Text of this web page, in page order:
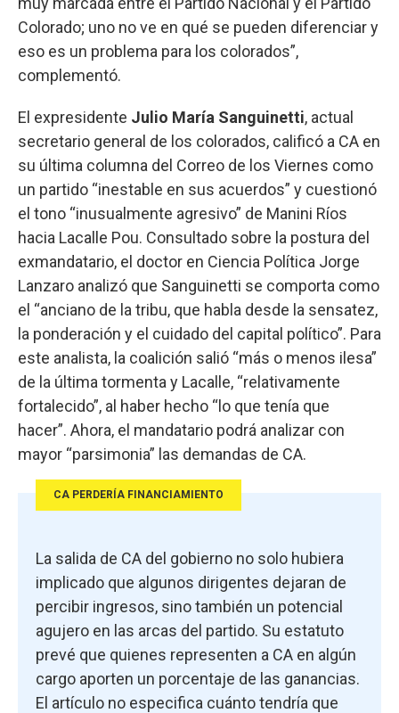
Colorado; uno no ve en qué se pueden diferenciar y
eso es un problema para los colorados”,
complementó.
El expresidente Julio María Sanguinetti, actual
secretario general de los colorados, calificó a CA en
su última columna del Correo de los Viernes como
un partido “inestable en sus acuerdos” y cuestionó
el tono “inusualmente agresivo” de Manini Ríos
hacia Lacalle Pou. Consultado sobre la postura del
exmandatario, el doctor en Ciencia Política Jorge
Lanzaro analizó que Sanguinetti se comporta como
el “anciano de la tribu, que habla desde la sensatez,
la ponderación y el cuidado del capital político”. Para
este analista, la coalición salió “más o menos ilesa”
de la última tormenta y Lacalle, “relativamente
fortalecido”, al haber hecho “lo que tenía que
hacer”. Ahora, el mandatario podrá analizar con
mayor “parsimonia” las demandas de CA.
CA PERDERÍA FINANCIAMIENTO
La salida de CA del gobierno no solo hubiera
implicado que algunos dirigentes dejaran de
percibir ingresos, sino también un potencial
agujero en las arcas del partido. Su estatuto
prevé que quienes representen a CA en algún
cargo aporten un porcentaje de las ganancias.
El artículo no especifica cuánto tendría que